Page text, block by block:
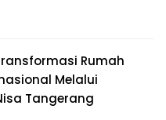
Rumah
Melalui
Tangerang